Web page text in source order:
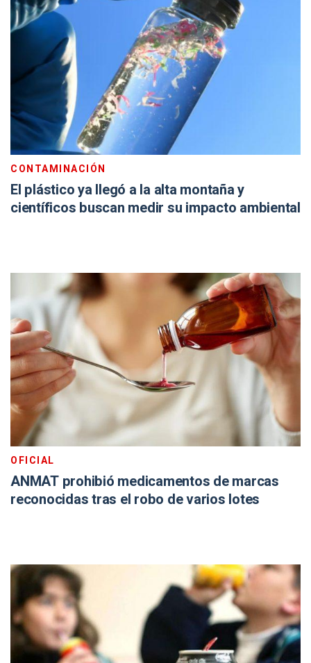
CONTAMINACIÓN
El plástico ya llegó a la alta montaña y
científicos buscan medir su impacto ambiental
OFICIAL
ANMAT prohibió medicamentos de marcas
reconocidas tras el robo de varios lotes